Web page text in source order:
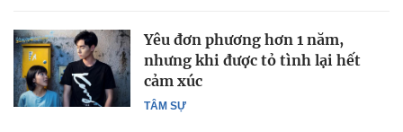
TÂM SỰ
Yêu đơn phương hơn 1 năm,
nhưng khi được tỏ tình lại hết
cảm xúc